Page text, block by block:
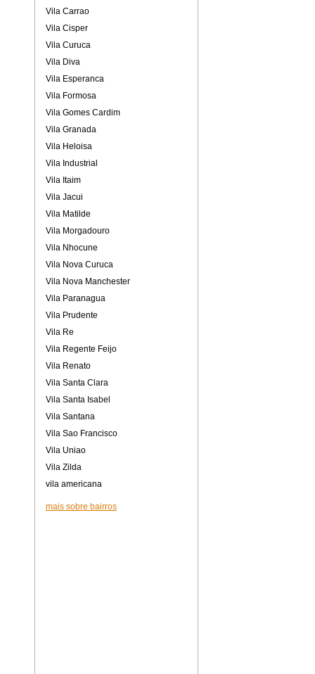
Vila Carrao
Vila Cisper
Vila Curuca
Vila Diva
Vila Esperanca
Vila Formosa
Vila Gomes Cardim
Vila Granada
Vila Heloisa
Vila Industrial
Vila Itaim
Vila Jacui
Vila Matilde
Vila Morgadouro
Vila Nhocune
Vila Nova Curuca
Vila Nova Manchester
Vila Paranagua
Vila Prudente
Vila Re
Vila Regente Feijo
Vila Renato
Vila Santa Clara
Vila Santa Isabel
Vila Santana
Vila Sao Francisco
Vila Uniao
Vila Zilda
vila americana
mais sobre bairros